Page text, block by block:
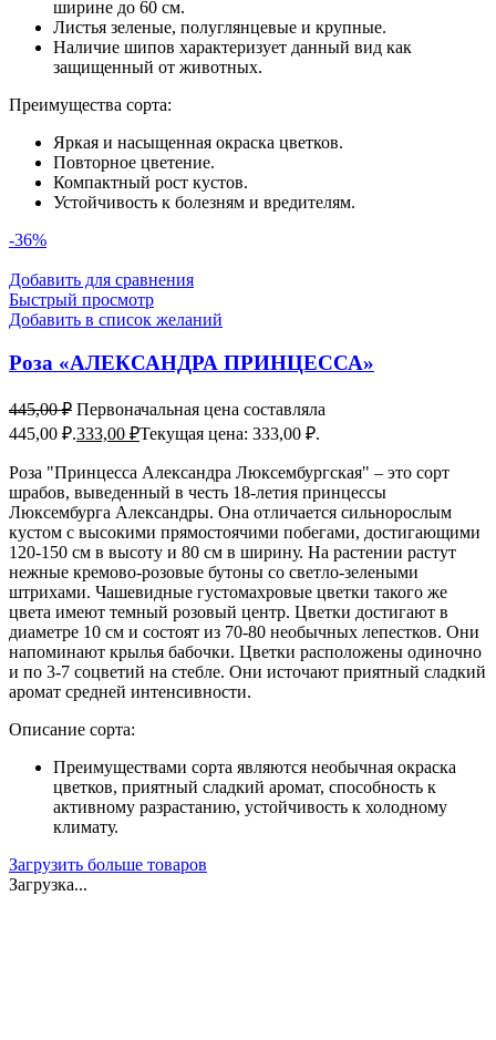
ширине до 60 см.
Листья зеленые, полуглянцевые и крупные.
Наличие шипов характеризует данный вид как
защищенный от животных.
Преимущества сорта:
Яркая и насыщенная окраска цветков.
Повторное цветение.
Компактный рост кустов.
Устойчивость к болезням и вредителям.
-36%
Добавить для сравнения
Быстрый просмотр
Добавить в список желаний
Роза «АЛЕКСАНДРА ПРИНЦЕССА»
445,00₽ Первоначальная цена составляла
445,00 ₽.333,00 ₽Текущая цена: 333,00 ₽.
Роза "Принцесса Александра Люксембургская" – это сорт
шрабов, выведенный в честь 18-летия принцессы
Люксембурга Александры. Она отличается сильнорослым
кустом с высокими прямостоячими побегами, достигающими
120-150 см в высоту и 80 см в ширину. На растении растут
нежные кремово-розовые бутоны со светло-зелеными
штрихами. Чашевидные густомахровые цветки такого же
цвета имеют темный розовый центр. Цветки достигают в
диаметре 10 см и состоят из 70-80 необычных лепестков. Они
напоминают крылья бабочки. Цветки расположены одиночно
и по 3-7 соцветий на стебле. Они источают приятный сладкий
аромат средней интенсивности.
Описание сорта:
Преимуществами сорта являются необычная окраска
цветков, приятный сладкий аромат, способность к
активному разрастанию, устойчивость к холодному
климату.
Загрузить больше товаров
Загрузка...